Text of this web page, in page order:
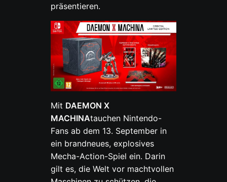
präsentieren.
Mit DAEMON X
MACHINAtauchen Nintendo-
Fans ab dem 13. September in
ein brandneues, explosives
Mecha-Action-Spiel ein. Darin
gilt es, die Welt vor machtvollen